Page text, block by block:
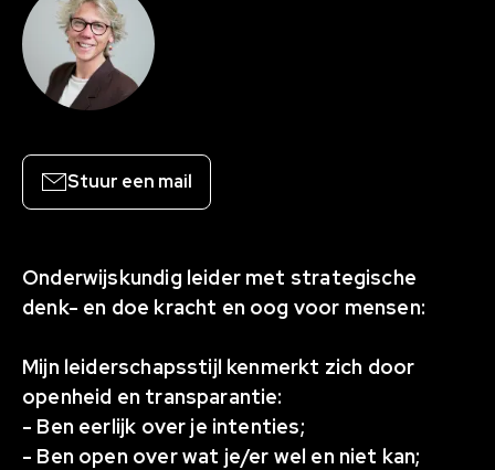
Stuur een mail
Onderwijskundig leider met strategische
denk- en doe kracht en oog voor mensen:
Mijn leiderschapsstijl kenmerkt zich door
openheid en transparantie:
- Ben eerlijk over je intenties;
- Ben open over wat je/er wel en niet kan;